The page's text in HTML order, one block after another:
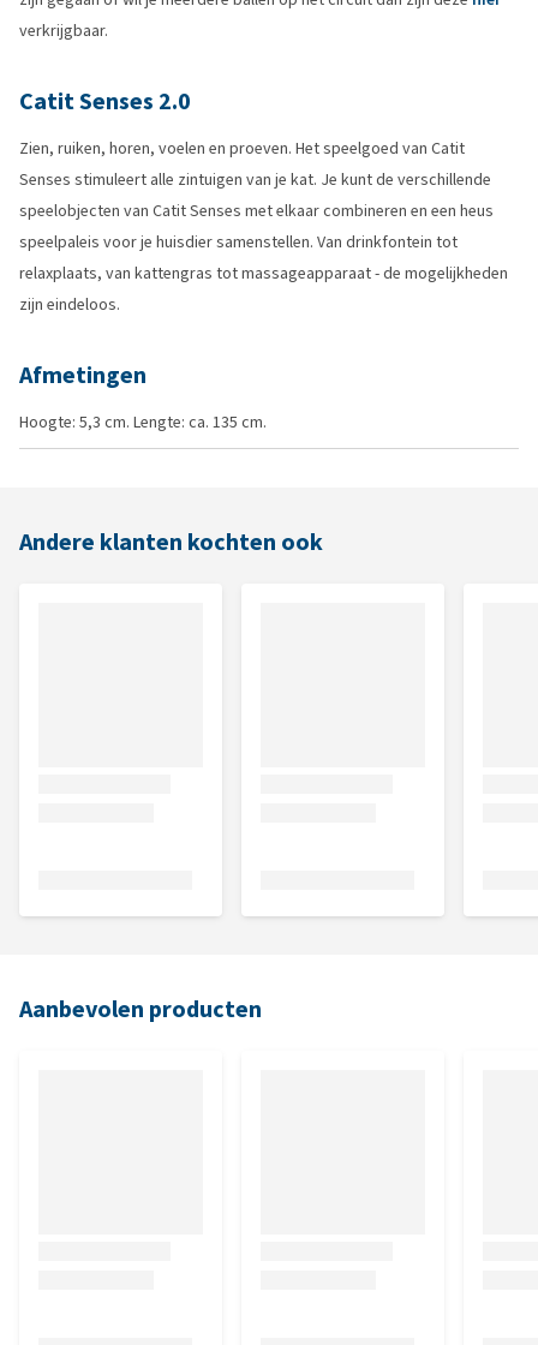
verkrijgbaar.
Catit Senses 2.0
Zien, ruiken, horen, voelen en proeven. Het speelgoed van Catit
Senses stimuleert alle zintuigen van je kat. Je kunt de verschillende
speelobjecten van Catit Senses met elkaar combineren en een heus
speelpaleis voor je huisdier samenstellen. Van drinkfontein tot
relaxplaats, van kattengras tot massageapparaat - de mogelijkheden
zijn eindeloos.
Afmetingen
Hoogte: 5,3 cm. Lengte: ca. 135 cm.
Andere klanten kochten ook
Aanbevolen producten